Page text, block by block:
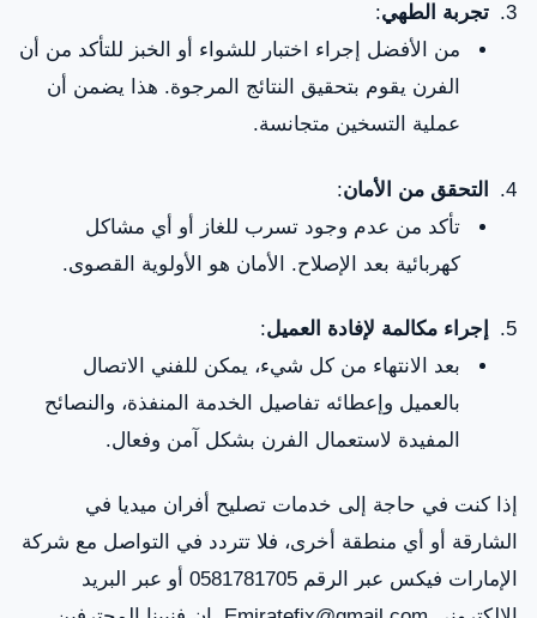
تجربة الطهي:
من الأفضل إجراء اختبار للشواء أو الخبز للتأكد من أن
الفرن يقوم بتحقيق النتائج المرجوة. هذا يضمن أن
عملية التسخين متجانسة.
التحقق من الأمان:
تأكد من عدم وجود تسرب للغاز أو أي مشاكل
كهربائية بعد الإصلاح. الأمان هو الأولوية القصوى.
إجراء مكالمة لإفادة العميل:
بعد الانتهاء من كل شيء، يمكن للفني الاتصال
بالعميل وإعطائه تفاصيل الخدمة المنفذة، والنصائح
المفيدة لاستعمال الفرن بشكل آمن وفعال.
إذا كنت في حاجة إلى خدمات تصليح أفران ميديا في
الشارقة أو أي منطقة أخرى، فلا تتردد في التواصل مع شركة
الإمارات فيكس عبر الرقم 0581781705 أو عبر البريد